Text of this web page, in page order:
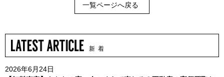
一覧ページへ戻る
新 着
2026年6月24日